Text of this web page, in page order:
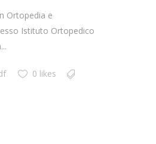
Ortopedia e
Istituto Ortopedico
0 likes